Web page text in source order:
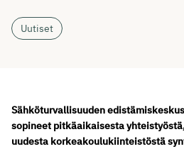
Uutiset
Sähköturvallisuuden
sopineet pitkäaikaisesta
uudesta korkeakoulukiinteistöstä